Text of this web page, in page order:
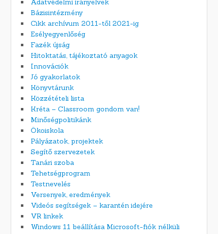
Adatvédelmi irányelvek
Bázisintézmény
Cikk archívum 2011-től 2021-ig
Esélyegyenlőség
Fazék újság
Hitoktatás, tájékoztató anyagok
Innovációk
Jó gyakorlatok
Könyvtárunk
Közzétételi lista
Kréta – Classroom gondom van!
Minőségpolitikánk
Ökoiskola
Pályázatok, projektek
Segítő szervezetek
Tanári szoba
Tehetségprogram
Testnevelés
Versenyek, eredmények
Videós segítségek – karantén idejére
VR linkek
Windows 11 beállítása Microsoft-fiók nélküli